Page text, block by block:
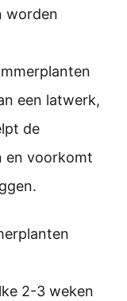
worden
een latwerk,
de
en voorkomt
2-3 weken